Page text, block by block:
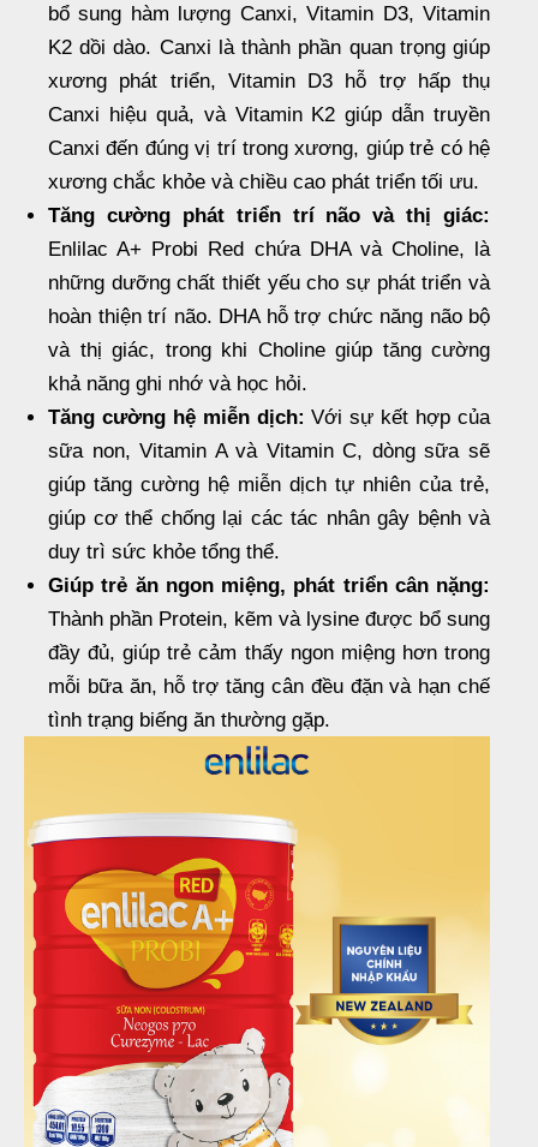
bổ sung hàm lượng Canxi, Vitamin D3, Vitamin
K2 dồi dào. Canxi là thành phần quan trọng giúp
xương phát triển, Vitamin D3 hỗ trợ hấp thụ
Canxi hiệu quả, và Vitamin K2 giúp dẫn truyền
Canxi đến đúng vị trí trong xương, giúp trẻ có hệ
xương chắc khỏe và chiều cao phát triển tối ưu.
Tăng cường phát triển trí não và thị giác:
Enlilac A+ Probi Red chứa DHA và Choline, là
những dưỡng chất thiết yếu cho sự phát triển và
hoàn thiện trí não. DHA hỗ trợ chức năng não bộ
và thị giác, trong khi Choline giúp tăng cường
khả năng ghi nhớ và học hỏi.
Tăng cường hệ miễn dịch: Với sự kết hợp của
sữa non, Vitamin A và Vitamin C, dòng sữa sẽ
giúp tăng cường hệ miễn dịch tự nhiên của trẻ,
giúp cơ thể chống lại các tác nhân gây bệnh và
duy trì sức khỏe tổng thể.
Giúp trẻ ăn ngon miệng, phát triển cân nặng:
Thành phần Protein, kẽm và lysine được bổ sung
đầy đủ, giúp trẻ cảm thấy ngon miệng hơn trong
mỗi bữa ăn, hỗ trợ tăng cân đều đặn và hạn chế
tình trạng biếng ăn thường gặp.